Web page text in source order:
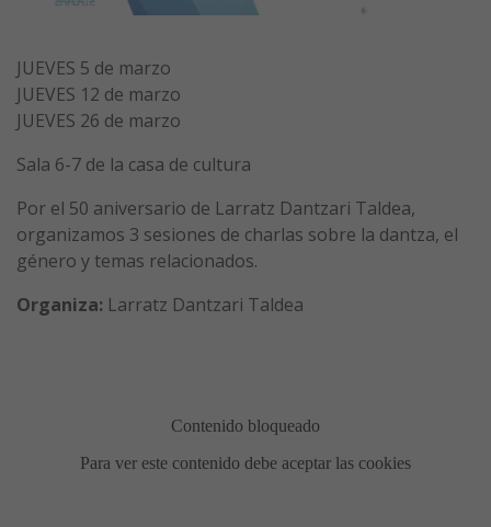
JUEVES 5 de marzo
JUEVES 12 de marzo
JUEVES 26 de marzo
Sala 6-7 de la casa de cultura
Por el 50 aniversario de Larratz Dantzari Taldea,
organizamos 3 sesiones de charlas sobre la dantza, el
género y temas relacionados.
Organiza: Larratz Dantzari Taldea